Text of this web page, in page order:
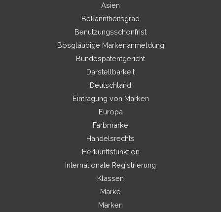
Asien
Bekanntheitsgrad
Benutzungsschonfrist
Bösgläubige Markenanmeldung
Bundespatentgericht
Darstellbarkeit
Deutschland
Eintragung von Marken
Europa
Farbmarke
Handelsrechts
Herkunftsfunktion
Internationale Registrierung
Klassen
Marke
Marken